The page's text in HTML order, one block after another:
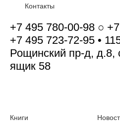
Контакты
+7 495 780-00-98 ○
+7 495 723-72-95 •
Рощинский пр-д, д.8,
ящик 58
Книги